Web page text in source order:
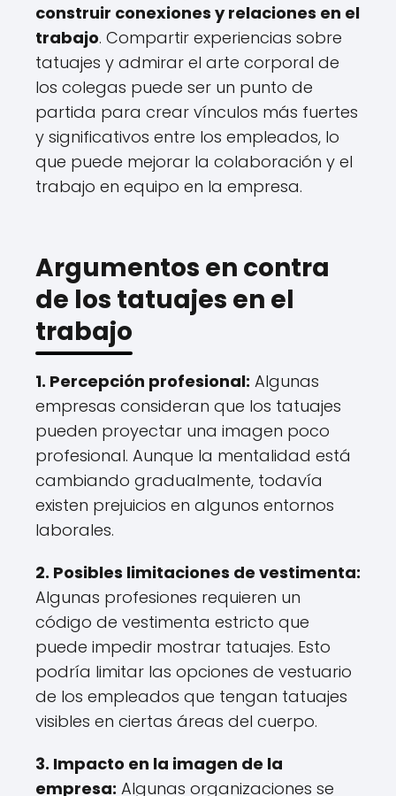
construir conexiones y relaciones en el
trabajo. Compartir experiencias sobre
tatuajes y admirar el arte corporal de
los colegas puede ser un punto de
partida para crear vínculos más fuertes
y significativos entre los empleados, lo
que puede mejorar la colaboración y el
trabajo en equipo en la empresa.
Argumentos en contra
de los tatuajes en el
trabajo
1. Percepción profesional: Algunas
empresas consideran que los tatuajes
pueden proyectar una imagen poco
profesional. Aunque la mentalidad está
cambiando gradualmente, todavía
existen prejuicios en algunos entornos
laborales.
2. Posibles limitaciones de vestimenta:
Algunas profesiones requieren un
código de vestimenta estricto que
puede impedir mostrar tatuajes. Esto
podría limitar las opciones de vestuario
de los empleados que tengan tatuajes
visibles en ciertas áreas del cuerpo.
3. Impacto en la imagen de la
empresa: Algunas organizaciones se